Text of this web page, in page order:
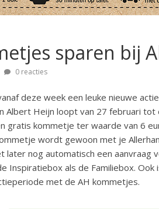
sparen bij
0 reacties
deze week een leuke nieuwe
Albert Heijn loopt van 27 februari
gratis kommetje ter waarde van 6
wordt gewoon met je
later nog automatisch een
Inspiratiebox als de Familiebox.
met de AH kommetjes.